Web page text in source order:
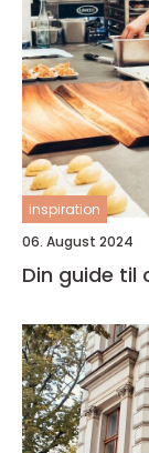
inspiration
06. August 2024
Din guide til